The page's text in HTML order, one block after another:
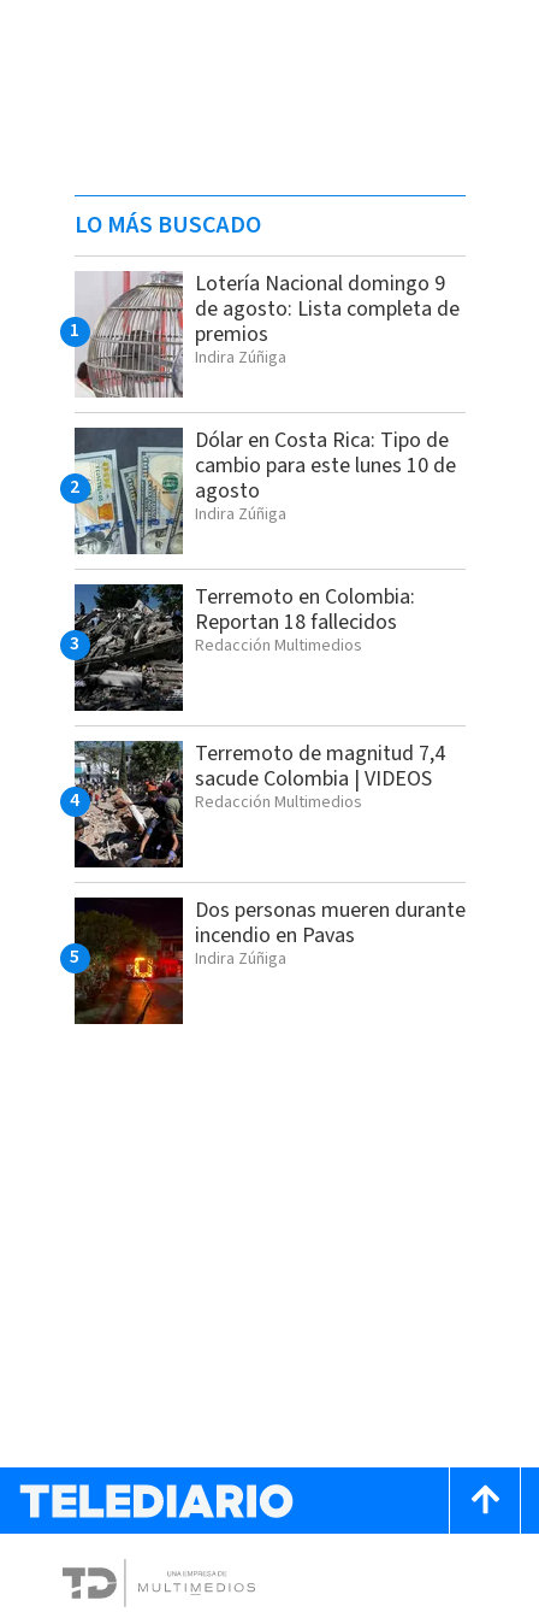
LO MÁS BUSCADO
Lotería Nacional domingo 9
de agosto: Lista completa de
premios
Indira Zúñiga
Dólar en Costa Rica: Tipo de
cambio para este lunes 10 de
agosto
Indira Zúñiga
Terremoto en Colombia:
Reportan 18 fallecidos
Redacción Multimedios
Terremoto de magnitud 7,4
sacude Colombia | VIDEOS
Redacción Multimedios
Dos personas mueren durante
incendio en Pavas
Indira Zúñiga